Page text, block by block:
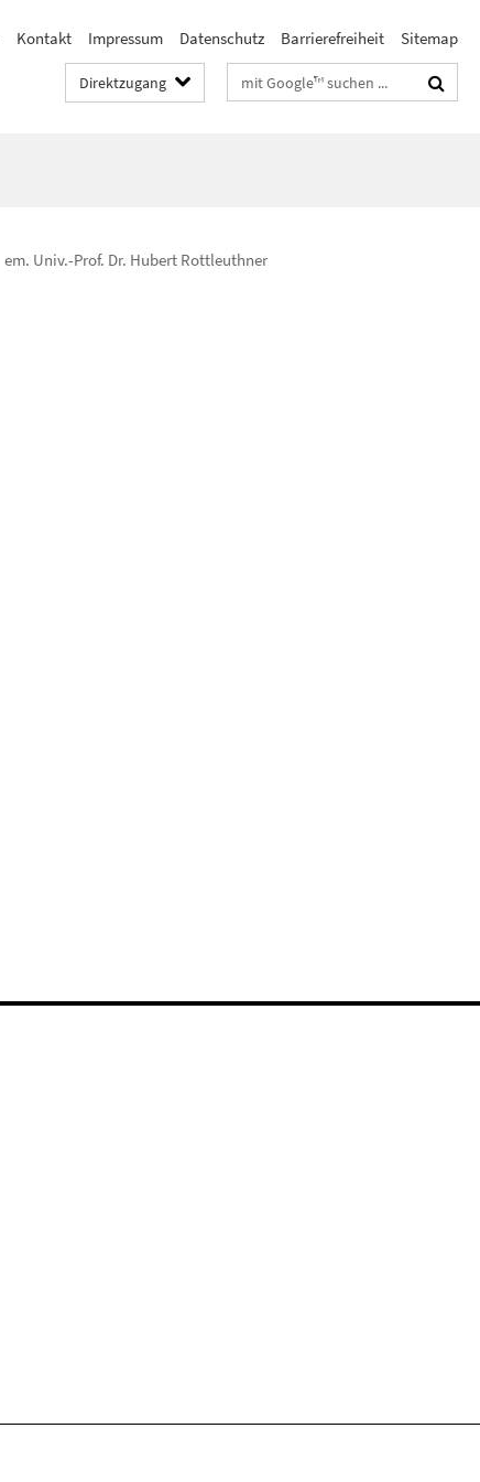
Kontakt Impressum Datenschutz Barrierefreiheit Sitemap
Direktzugang Suchbegriffe
em. Univ.-Prof. Dr. Hubert Rottleuthner